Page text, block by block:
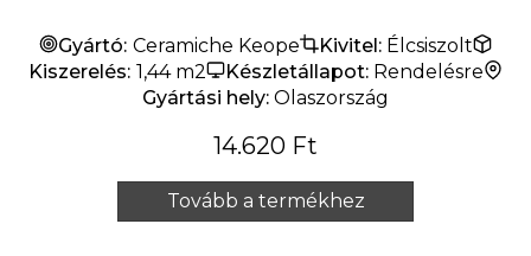
Gyártó: Ceramiche Keope Kivitel: Élcsiszolt
Kiszerelés: 1,44 m2 Készletállapot: Rendelésre
Gyártási hely: Olaszország
14.620 Ft
Tovább a termékhez